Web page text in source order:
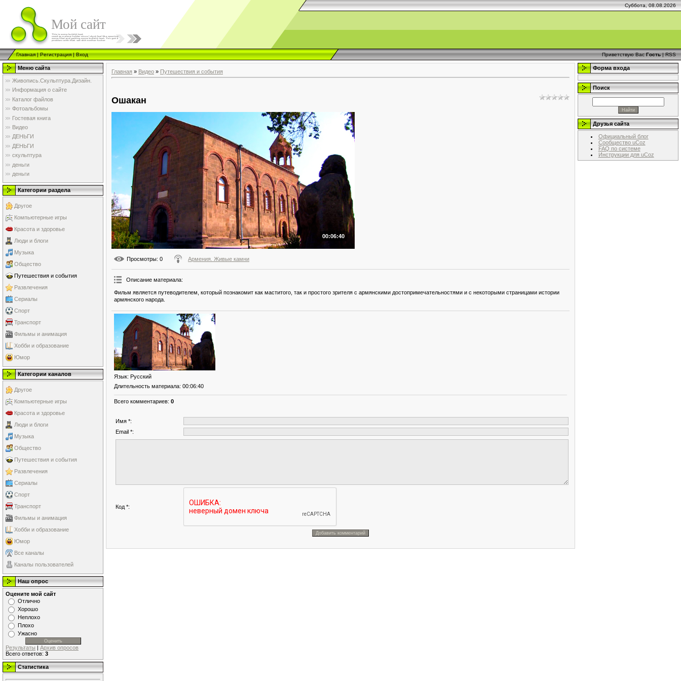
Суббота, 08.08.2026
Мой сайт
Главная|Регистрация|Вход Приветствую Вас Гость|RSS
Меню сайта
Живопись.Скульптура.Дизайн.
Информация о сайте
Каталог файлов
Фотоальбомы
Гостевая книга
Видео
ДЕНЬГИ
ДЕНЬГИ
скульптура
деньги
деньги
Категории раздела
Другое
Компьютерные игры
Красота и здоровье
Люди и блоги
Музыка
Общество
Путешествия и события
Развлечения
Сериалы
Спорт
Транспорт
Фильмы и анимация
Хобби и образование
Юмор
Категории каналов
Другое
Компьютерные игры
Красота и здоровье
Люди и блоги
Музыка
Общество
Путешествия и события
Развлечения
Сериалы
Спорт
Транспорт
Фильмы и анимация
Хобби и образование
Юмор
Все каналы
Каналы пользователей
Наш опрос
Оцените мой сайт
Отлично
Хорошо
Неплохо
Плохо
Ужасно
Результаты | Архив опросов
Всего ответов: 3
Статистика
Главная » Видео » Путешествия и события
Ошакан
00:06:40
Просмотры: 0 Армения. Живые камни
Описание материала:
Фильм является путеводителем, который познакомит как маститого, так и простого зрителя с армянскими достопримечательностями и с некоторыми страницами истории
армянского народа.
Язык: Русский
Длительность материала: 00:06:40
Всего комментариев: 0
Имя *:
Email *:
Код *:
Форма входа
Поиск
Друзья сайта
Официальный блог
Сообщество uCoz
FAQ по системе
Инструкции для uCoz